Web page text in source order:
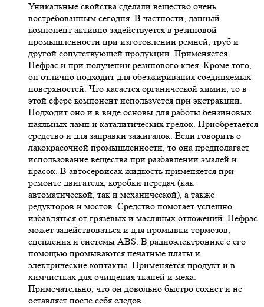
Уникальные свойства сделали вещество очень
востребованным сегодня. В частности, данный
компонент активно задействуется в резиновой
промышленности при изготовлении ремней, труб и
другой сопутствующей продукции. Применяется
Нефрас и при получении резинового клея. Кроме того,
он отлично подходит для обезжиривания соединяемых
поверхностей. Что касается органической химии, то в
этой сфере компонент используется при экстракции.
Подходит оно и в виде основы для работы бензиновых
паяльных ламп и каталитических грелок. Приобретается
средство и для заправки зажигалок. Если говорить о
лакокрасочной промышленности, то она предполагает
использование вещества при разбавлении эмалей и
красок. В автосервисах жидкость применяется при
ремонте двигателя, коробки передач (как
автоматической, так и механической), а также
редукторов и мостов. Средство помогает успешно
избавляться от грязевых и масляных отложений. Нефрас
может задействоваться и для промывки тормозов,
сцепления и системы ABS. В радиоэлектронике с его
помощью промываются печатные платы и
электрические контакты. Применяется продукт и в
химчистках для очищения тканей и меха.
Примечательно, что он довольно быстро сохнет и не
оставляет после себя следов.